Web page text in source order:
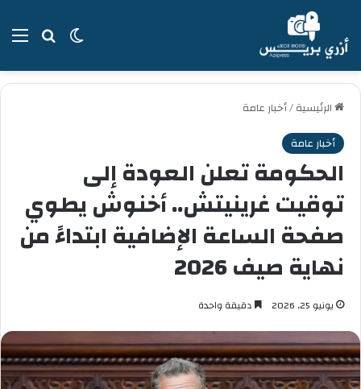
بحثالوضع
الرئيسية/أخبار عامة
أخبار عامة
الحكومة تعلن العودة إلى
توقيت غرينيتش.. أخنوش يطوي
صفحة الساعة الإضافية ابتداءً من
نهاية صيف 2026
يونيو 25, 2026 دقيقة واحدة